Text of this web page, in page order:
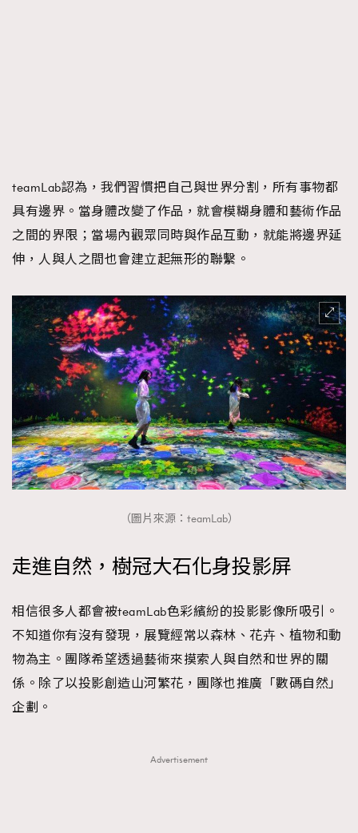
teamLab認為，我們習慣把自己與世界分割，所有事物都
具有邊界。當身體改變了作品，就會模糊身體和藝術作品
之間的界限；當場內觀眾同時與作品互動，就能將邊界延
伸，人與人之間也會建立起無形的聯繫。
（圖片來源：teamLab）
走進自然，樹冠大石化身投影屏
相信很多人都會被teamLab色彩繽紛的投影影像所吸引。
不知道你有沒有發現，展覽經常以森林、花𠦄、植物和動
物為主。團隊希望透過藝術來摸索人與自然和世界的關
係。除了以投影創造山河繁花，團隊也推廣「數碼自然」
企劃。
Advertisement